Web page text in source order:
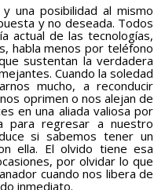
una posibilidad al mismo
y no deseada. Todos
actual de las tecnologías,
habla menos por teléfono
sustentan la verdadera
Cuando la soledad
mucho, a reconducir
oprimen o nos alejan de
en una aliada valiosa por
para regresar a nuestro
si sabemos tener un
ella. El olvido tiene esa
por olvidar lo que
cuando nos libera de
inmediato.